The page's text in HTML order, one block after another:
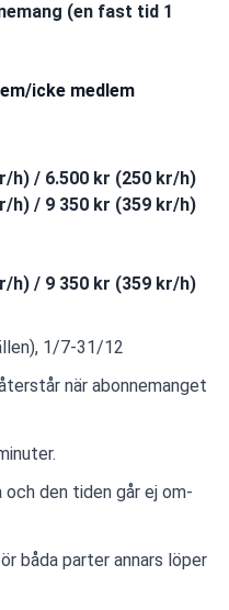
(en fast tid 1
icke medlem
h) / 6.500 kr (250 kr/h)
h) / 9 350 kr (359 kr/h)
h) / 9 350 kr (359 kr/h)
1/7-31/12
när abonnemanget
den tiden går ej om-
båda parter annars löper